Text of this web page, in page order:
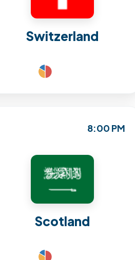
Switzerland
8:00 PM
Scotland